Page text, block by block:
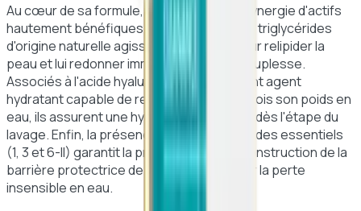
Au cœur de sa formule, on retrouve une synergie d'actifs
hautement bénéfiques. Le squalane et les triglycérides
d'origine naturelle agissent en tandem pour relipider la
peau et lui redonner immédiatement sa souplesse.
Associés à l'acide hyaluronique, un puissant agent
hydratant capable de retenir jusqu'à 1000 fois son poids en
eau, ils assurent une hydratation continue dès l'étape du
lavage. Enfin, la présence des trois céramides essentiels
(1, 3 et 6-II) garantit la protection et la reconstruction de la
barrière protectrice de la peau pour limiter la perte
insensible en eau.